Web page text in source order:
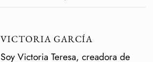
VICTORIA GARCÍA
Soy Victoria Teresa, creadora de